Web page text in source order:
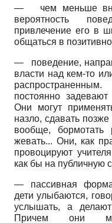
— чем меньше
вероятность
привлечение его в
общаться в
— поведение,
власти над кем-то
постоянно
Они могут
назло, сдавать
вообще, бормотать
жевать... Они, как
провоцируют
как бы на публичную
— пассивная форма
дети улыбаются,
услышать, а
Причем они